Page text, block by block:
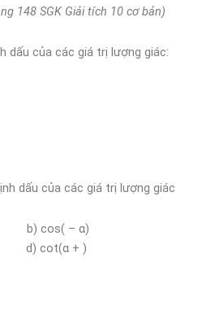
148 SGK Giải tích 10 cơ bản)
dấu của các giá trị lượng giác:
dấu của các giá trị lượng giác
cos( – α)
cot(α + )